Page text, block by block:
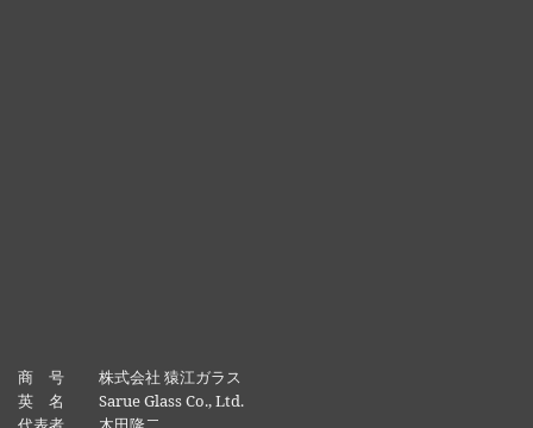
商 号 株式会社 猿江ガラス
英 名 Sarue Glass Co., Ltd.